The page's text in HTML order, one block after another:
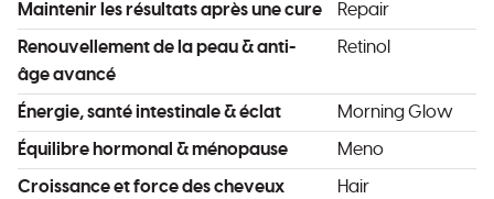
Maintenir les résultats après une cure Repair
Renouvellement de la peau & anti-
âge avancé
Retinol
Énergie, santé intestinale & éclat Morning Glow
Équilibre hormonal & ménopause Meno
Croissance et force des cheveux Hair